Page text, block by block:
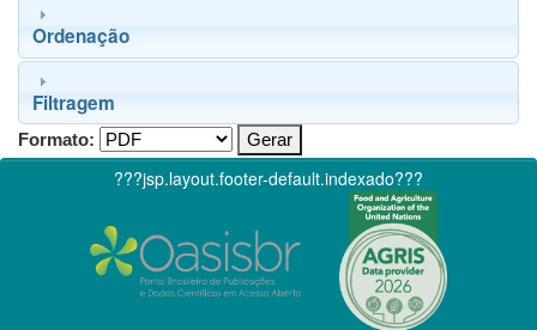
Ordenação
Filtragem
Formato:
???jsp.layout.footer-default.indexado???